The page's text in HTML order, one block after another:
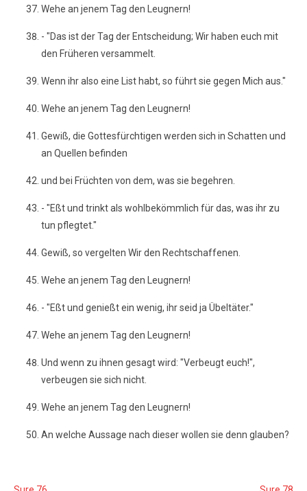
Wehe an jenem Tag den Leugnern!
- "Das ist der Tag der Entscheidung; Wir haben euch mit
den Früheren versammelt.
Wenn ihr also eine List habt, so führt sie gegen Mich aus."
Wehe an jenem Tag den Leugnern!
Gewiß, die Gottesfürchtigen werden sich in Schatten und
an Quellen befinden
und bei Früchten von dem, was sie begehren.
- "Eßt und trinkt als wohlbekömmlich für das, was ihr zu
tun pflegtet."
Gewiß, so vergelten Wir den Rechtschaffenen.
Wehe an jenem Tag den Leugnern!
- "Eßt und genießt ein wenig, ihr seid ja Übeltäter."
Wehe an jenem Tag den Leugnern!
Und wenn zu ihnen gesagt wird: "Verbeugt euch!",
verbeugen sie sich nicht.
Wehe an jenem Tag den Leugnern!
An welche Aussage nach dieser wollen sie denn glauben?